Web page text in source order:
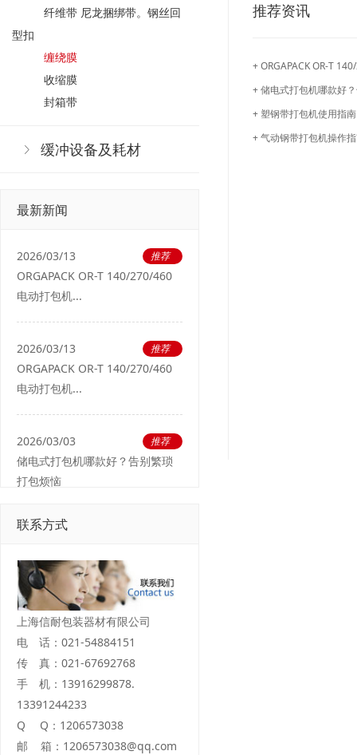
纤维带 尼龙捆绑带。钢丝回
型扣
缠绕膜
收缩膜
封箱带
缓冲设备及耗材
最新新闻
推荐
2026/03/13
ORGAPACK OR-T 140/270/460
电动打包机...
推荐
2026/03/13
ORGAPACK OR-T 140/270/460
电动打包机...
推荐
2026/03/03
储电式打包机哪款好？告别繁琐
打包烦恼
联系方式
上海信耐包装器材有限公司
电 话：021-54884151
传 真：021-67692768
手 机：13916299878.
13391244233
Q Q：1206573038
邮 箱：1206573038@qq.com
推荐资讯
+ ORGAPACK OR-T
+ 储电式打包机哪款好
+ 塑钢带打包机使用指南
+ 气动钢带打包机操作